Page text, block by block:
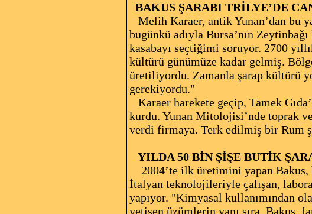
BAKUS ŞARABI TRİLYE’DE
Melih Karaer, antik Yunan’dan bu
bugünkü adıyla Bursa’nın
kasabayı seçtiğimi soruyor. 2700
kültürü günümüze kadar gelmiş.
üretiliyordu. Zamanla şarap kültürü
gerekiyordu."
Karaer harekete geçip, Tamek
kurdu. Yunan Mitolojisi’nde toprak
verdi firmaya. Terk edilmiş bir Rum
YILDA 50 BİN ŞİŞE BUTİK
2004’te ilk üretimini yapan Bakus,
İtalyan teknolojileriyle çalışan,
yapıyor. "Kimyasal kullanımından
yetişen üzümlerin yanı sıra, Bakus,